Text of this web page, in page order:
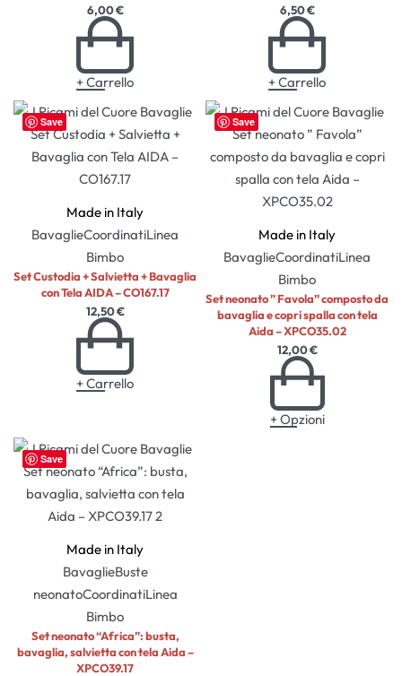
6,00€
+ Carrello
6,50€
+ Carrello
Save
Made in Italy
BavaglieCoordinatiLinea
Bimbo
Set Custodia + Salvietta + Bavaglia
con Tela AIDA – CO167.17
12,50€
+ Carrello
Save
Made in Italy
BavaglieCoordinatiLinea
Bimbo
Set neonato ” Favola” composto da
bavaglia e copri spalla con tela
Aida – XPCO35.02
12,00€
+ Opzioni
Save
Made in Italy
BavaglieBuste
neonatoCoordinatiLinea
Bimbo
Set neonato “Africa”: busta,
bavaglia, salvietta con tela Aida –
XPCO39.17